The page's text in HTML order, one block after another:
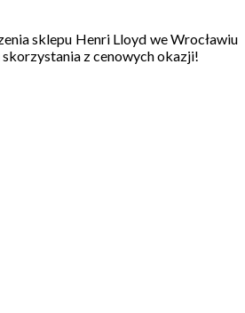
sklepu Henri Lloyd we Wrocławiu
z cenowych okazji!